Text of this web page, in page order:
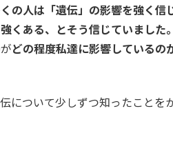
の人は「遺伝」の影響を強く信
くある、とそう信じていました。
どの程度私達に影響しているの
について少しずつ知ったことを